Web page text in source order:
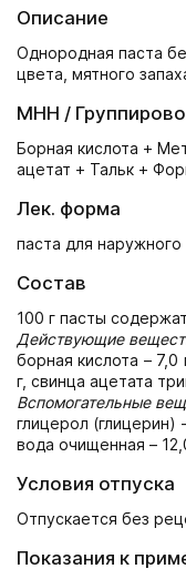
Описание
Однородная паста
цвета, мятного
МНН /
Борная кислота +
ацетат + Тальк +
Лек. форма
паста для
Состав
100 г пасты
Действующие
борная кислота – 7,0
г, свинца ацетата
Вспомогательные
глицерол (глицерин)
вода очищенная –
Условия отпуска
Отпускается без
Показания к